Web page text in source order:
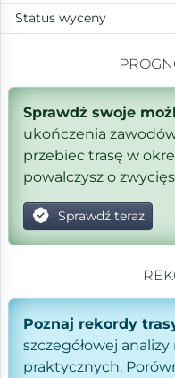
Status wyceny
Sprawdź swoje
ukończenia
przebiec trasę w
powalczysz o
Sprawdź teraz
Poznaj rekordy
szczegółowej
praktycznych.